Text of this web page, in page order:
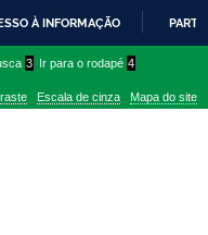
À INFORMAÇÃO
3 Ir para o rodapé 4
Escala de cinza Mapa do site